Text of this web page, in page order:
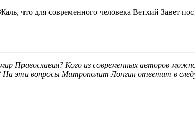
что для современного человека Ветхий Завет
Православия? Кого из современных авторов
На эти вопросы Митрополит Лонгин ответит в